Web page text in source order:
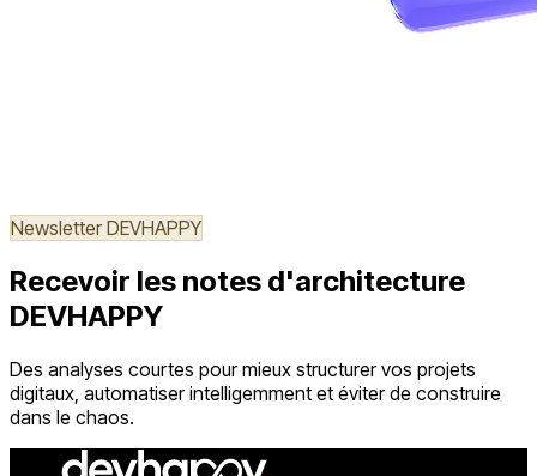
Newsletter DEVHAPPY
Recevoir les notes d'architecture
DEVHAPPY
Des analyses courtes pour mieux structurer vos projets
digitaux, automatiser intelligemment et éviter de construire
dans le chaos.